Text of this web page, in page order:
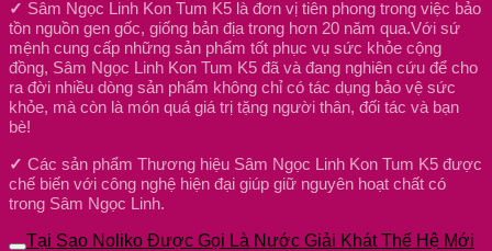
✓ Sâm Ngọc Linh Kon Tum K5 là đơn vị tiên phong trong việc bảo
tồn nguồn gen gốc, giống bản địa trong hơn 20 năm qua.Với sứ
mệnh cung cấp những sản phẩm tốt phục vụ sức khỏe cộng
đồng, Sâm Ngọc Linh Kon Tum K5 đã và đang nghiên cứu để cho
ra đời nhiều dòng sản phẩm không chỉ có tác dụng bảo vệ sức
khỏe, mà còn là món quá giá trị tặng người thân, đối tác và bạn
bè!
✓ Các sản phẩm Thương hiệu Sâm Ngọc Linh Kon Tum K5 được
chế biến với công nghệ hiện đại giúp giữ nguyên hoạt chất có
trong Sâm Ngọc Linh.
Tại Sao Noliko Được Gọi Là Nước Giải Khát Thế Hệ Mới